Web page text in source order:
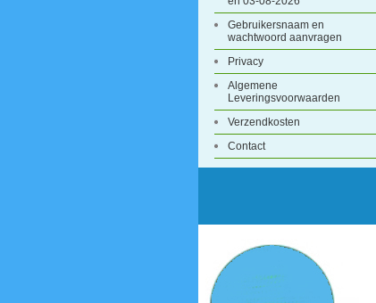
Gebruikersnaam en
wachtwoord aanvragen
Privacy
Algemene
Leveringsvoorwaarden
Verzendkosten
Contact